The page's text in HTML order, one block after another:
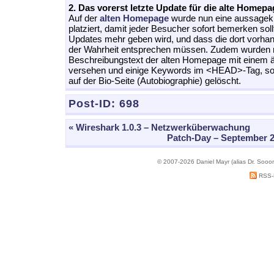
2. Das vorerst letzte Update für die alte
Auf der alten Homepage wurde nun eine
platziert, damit jeder Besucher sofort bemerken
Updates mehr geben wird, und dass die dort
der Wahrheit entsprechen müssen. Zudem wurden
Beschreibungstext der alten Homepage mit einem
versehen und einige Keywords im <HEAD>-Tag,
auf der Bio-Seite (Autobiographie) gelöscht.
Post-ID: 698
« Wireshark 1.0.3 – Netzwerküberwachung
Patch-Day – September
© 2007-2026 Daniel Mayr (alias Dr.